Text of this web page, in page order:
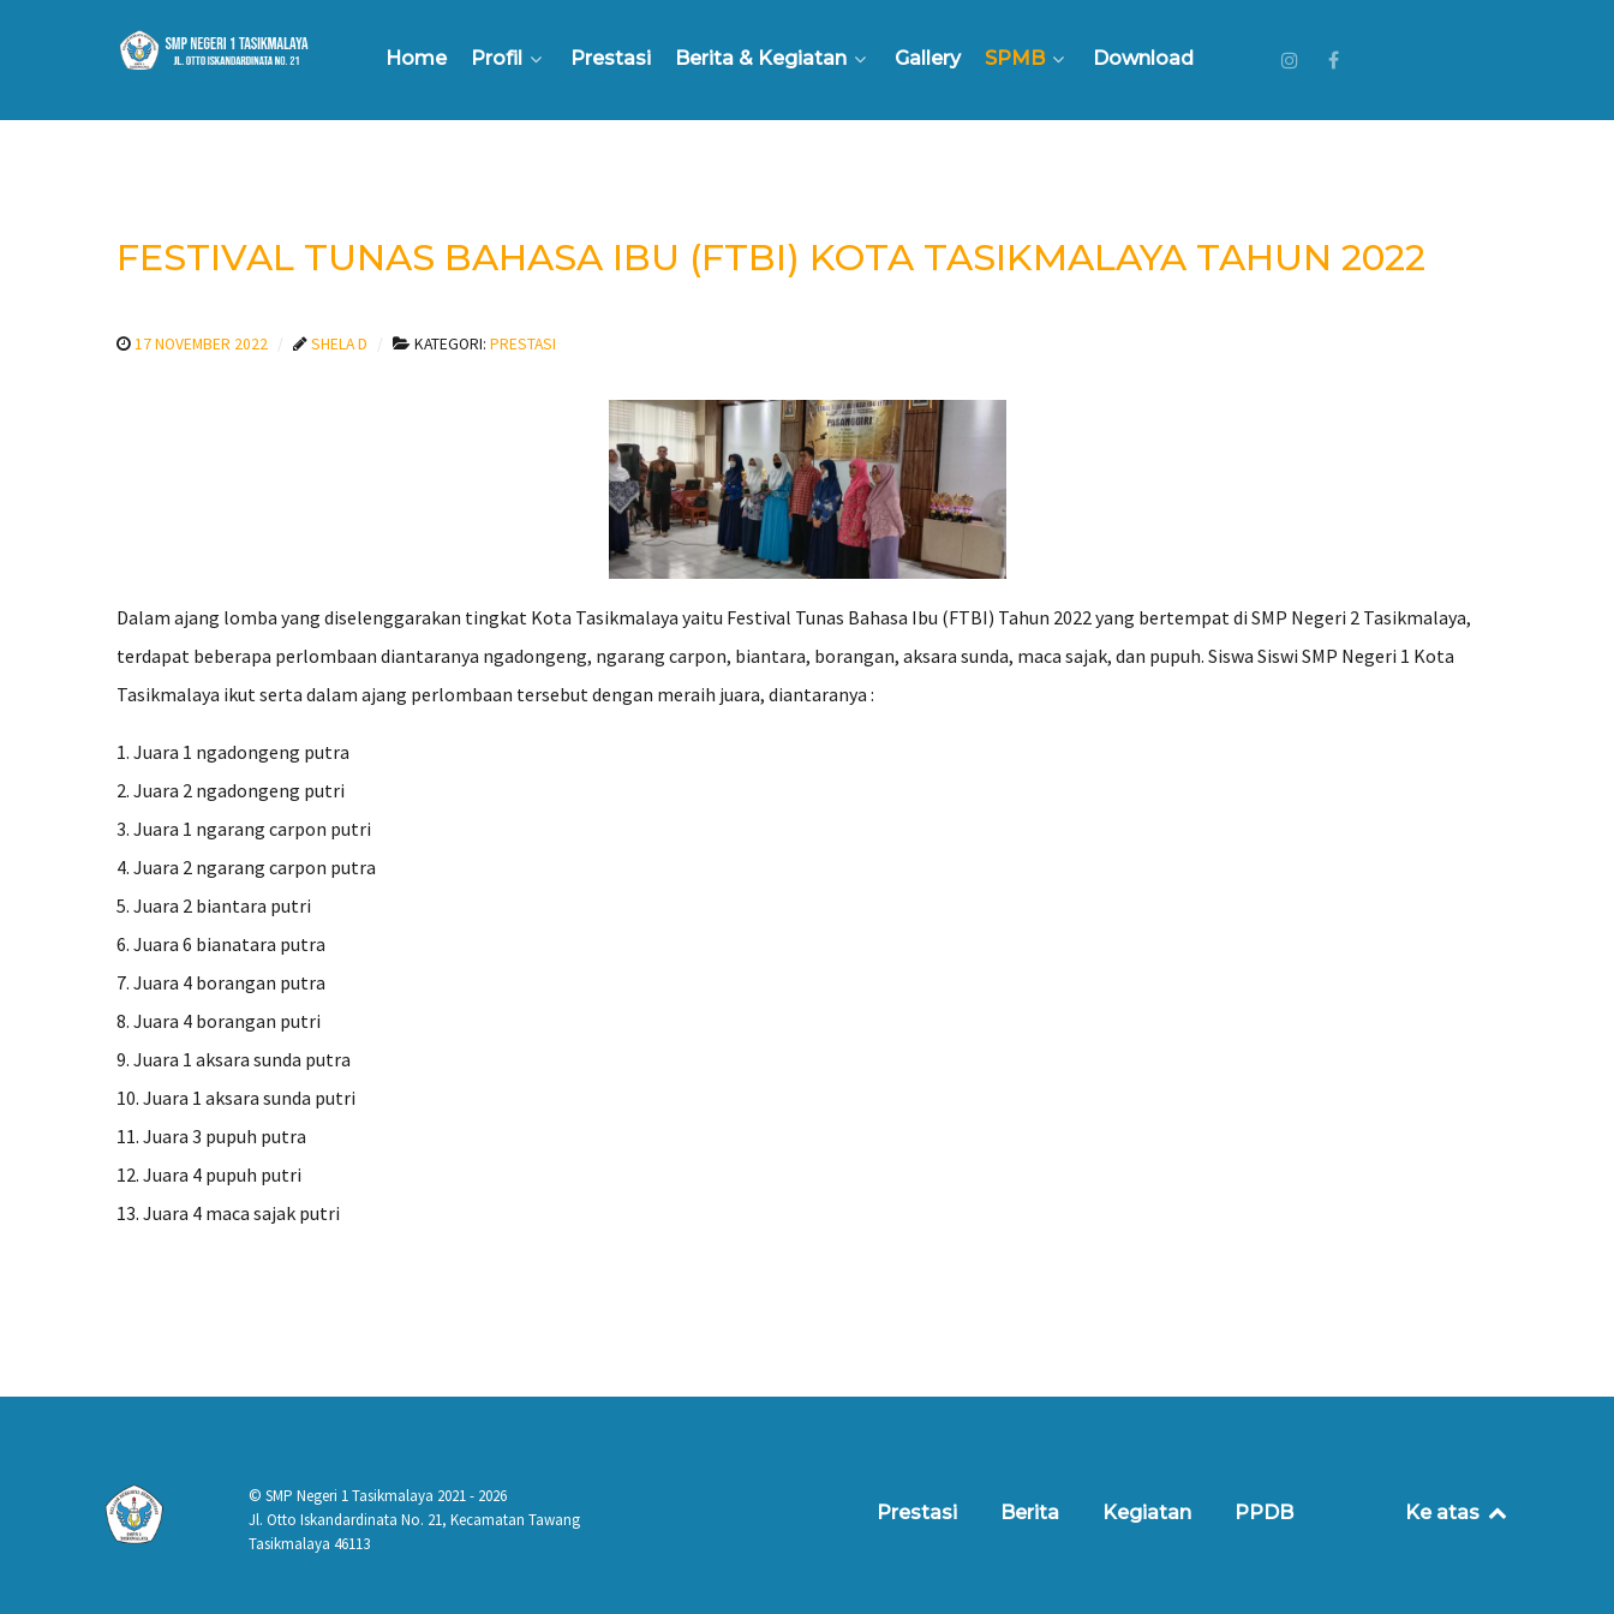
Home Profil Prestasi Berita & Kegiatan Gallery SPMB Download
FESTIVAL TUNAS BAHASA IBU (FTBI) KOTA TASIKMALAYA TAHUN 2022
17 NOVEMBER 2022 SHELA D KATEGORI: PRESTASI
Dalam ajang lomba yang diselenggarakan tingkat Kota Tasikmalaya yaitu Festival Tunas Bahasa Ibu (FTBI) Tahun 2022 yang bertempat di SMP Negeri 2 Tasikmalaya,
terdapat beberapa perlombaan diantaranya ngadongeng, ngarang carpon, biantara, borangan, aksara sunda, maca sajak, dan pupuh. Siswa Siswi SMP Negeri 1 Kota
Tasikmalaya ikut serta dalam ajang perlombaan tersebut dengan meraih juara, diantaranya :
1. Juara 1 ngadongeng putra
2. Juara 2 ngadongeng putri
3. Juara 1 ngarang carpon putri
4. Juara 2 ngarang carpon putra
5. Juara 2 biantara putri
6. Juara 6 bianatara putra
7. Juara 4 borangan putra
8. Juara 4 borangan putri
9. Juara 1 aksara sunda putra
10. Juara 1 aksara sunda putri
11. Juara 3 pupuh putra
12. Juara 4 pupuh putri
13. Juara 4 maca sajak putri
© SMP Negeri 1 Tasikmalaya 2021 - 2026
Jl. Otto Iskandardinata No. 21, Kecamatan Tawang
Tasikmalaya 46113
Prestasi Berita Kegiatan PPDB Ke atas